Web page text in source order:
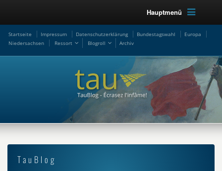
Hauptmenü
Startseite Impressum Datenschutzerklärung Bundestagswahl
Europa
Niedersachsen
Ressort Blogroll Archiv
TauBlog